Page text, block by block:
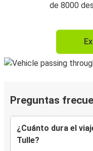
de 8000
Preguntas
¿Cuánto dura el
Tulle?